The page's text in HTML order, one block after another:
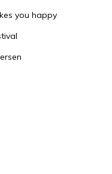
you happy